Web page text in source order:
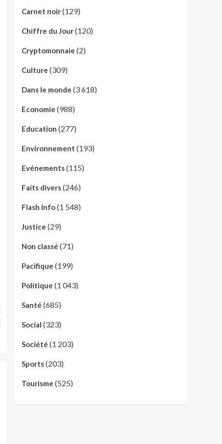
Carnet noir(129)
Chiffre du Jour(120)
Cryptomonnaie (2)
Culture (309)
Dans le monde (3 618)
Economie (988)
Education (277)
Environnement (193)
Evénements(115)
Faits divers(246)
Flash Info(1 548)
Justice (29)
Non classé (71)
Pacifique (199)
Politique (1 043)
Santé (685)
Social (323)
Société (1 203)
Sports(203)
Tourisme (525)